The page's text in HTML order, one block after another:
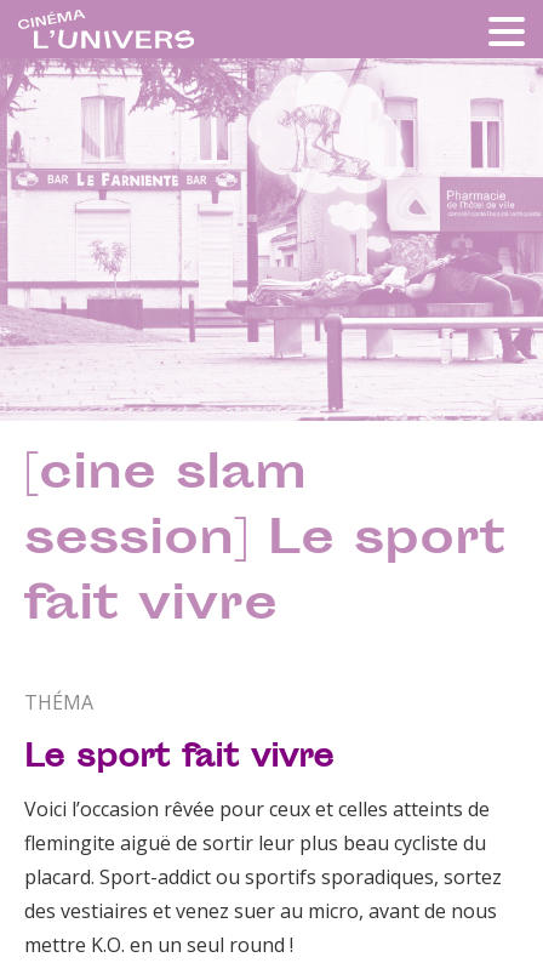
[cine slam
session] Le sport
fait vivre
THÉMA
Le sport fait vivre
Voici l’occasion rêvée pour ceux et celles atteints de
flemingite aiguë de sortir leur plus beau cycliste du
placard. Sport-addict ou sportifs sporadiques, sortez
des vestiaires et venez suer au micro, avant de nous
mettre K.O. en un seul round !